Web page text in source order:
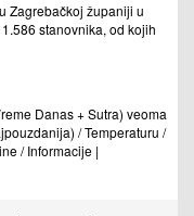
Zagrebačkoj županiji u
stanovnika, od kojih
Danas + Sutra) veoma
/ Temperaturu /
/ Informacije |